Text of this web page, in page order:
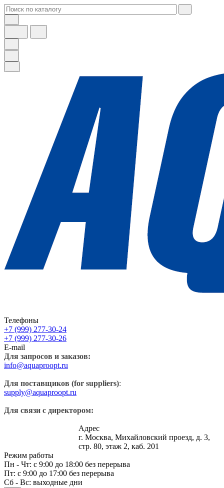
Телефоны
+7 (999) 277-30-24
+7 (999) 277-30-26
E-mail
Для запросов и заказов:
info@aquaproopt.ru
Для поставщиков (for suppliers):
supply@aquaproopt.ru
Для связи с директором:
Адрес
г. Москва, Михайловский проезд, д. 3,
стр. 80, этаж 2, каб. 201
Режим работы
Пн - Чт: с 9:00 до 18:00 без перерыва
Пт: с 9:00 до 17:00 без перерыва
Сб - Вс: выходные дни